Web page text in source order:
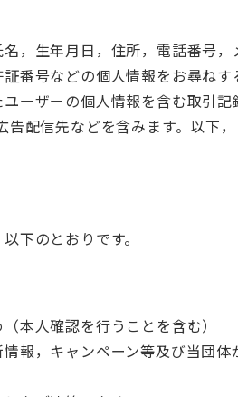
，生年月日，住所，電話番号
番号などの個人情報をお尋ねす
ーザーの個人情報を含む取引
配信先などを含みます。以下
下のとおりです。
本人確認を行うことを含む）
報，キャンペーン等及び当団体